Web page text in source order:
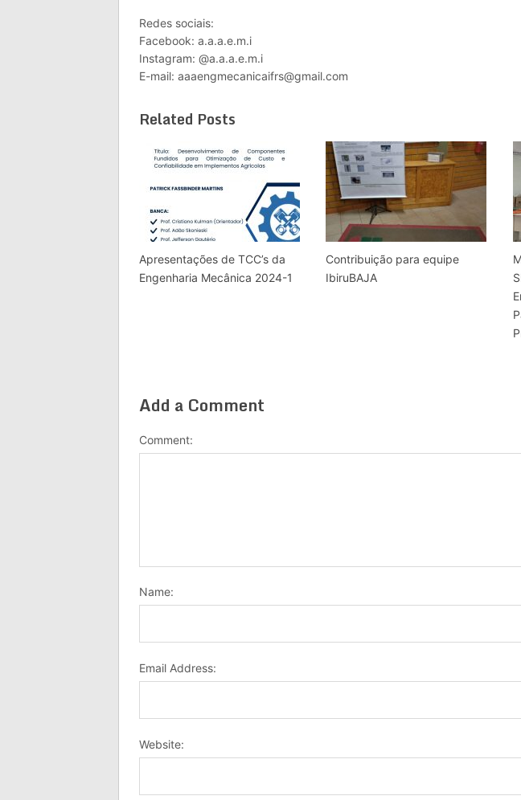
Redes sociais:
Facebook: a.a.a.e.m.i
Instagram: @a.a.a.e.m.i
E-mail: aaaengmecanicaifrs@gmail.com
Related Posts
Apresentações de TCC’s da
Engenharia Mecânica 2024-1
Contribuição para equipe
IbiruBAJA
Add a Comment
Comment:
Name:
Email Address:
Website: